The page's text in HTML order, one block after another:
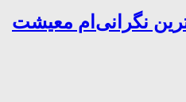
نگرانی‌ام معیشت